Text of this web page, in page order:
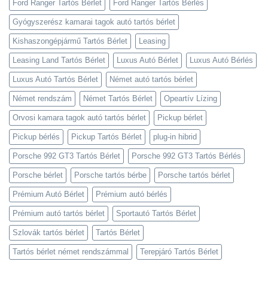
Ford Ranger Tartós Bérlet Ford Ranger Tartós Bérlés
Gyógyszerész kamarai tagok autó tartós bérlet
Kishaszongépjármű Tartós Bérlet Leasing
Leasing Land Tartós Bérlet Luxus Autó Bérlet Luxus Autó Bérlés
Luxus Autó Tartós Bérlet Német autó tartós bérlet
Német rendszám Német Tartós Bérlet Opeartív Lízing
Orvosi kamara tagok autó tartós bérlet Pickup bérlet
Pickup bérlés Pickup Tartós Bérlet plug-in hibrid
Porsche 992 GT3 Tartós Bérlet Porsche 992 GT3 Tartós Bérlés
Porsche bérlet Porsche tartós bérbe Porsche tartós bérlet
Prémium Autó Bérlet Prémium autó bérlés
Prémium autó tartós bérlet Sportautó Tartós Bérlet
Szlovák tartós bérlet Tartós Bérlet
Tartós bérlet német rendszámmal Terepjáró Tartós Bérlet